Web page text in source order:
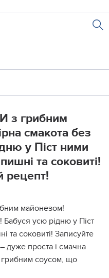
з грибним
смакота без
у Піст ними
та соковиті!
рецепт!
майонезом!
Бабуся усю рідню у Піст
та соковиті! Записуйте
дуже проста і смачна
грибним соусом, що